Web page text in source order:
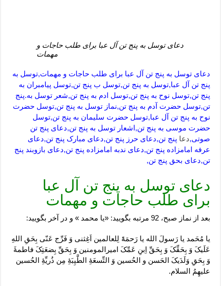
دعای توسل به پنج تن آل عبا برای طلب حاجات و
مهمات
دعای توسل به پنج تن آل عبا برای طلب حاجات و مهمات,توسل به
پنج تن آل عبا,توسل به پنج تن,توسل ب پنج تن,توسل پیامبران به
پنج تن,توسل نوح به پنج تن,توسل ادم به پنج تن,شعر توسل به.پنج
تن,توسل حضرت آدم به پنج تن,نماز توسل به پنج تن,توسل حضرت
نوح به پنج تن آل عبا,توسل حضرت سلیمان به پنج تن,توسل
حضرت موسی به پنج تن,اشعار توسل به پنج تن,دعای پنج تن
صوتی,دعا پنج تن,دعای حرز پنج تن,دعای مبارک پنج تن,دعای
عرفه امامزاده پنج تن,دعای ندبه امامزاده پنج تن,دعای بازوبند پنج
تن,دعای بحق پنج تن,
دعای توسل به پنج تن آل عبا
برای طلب حاجات و مهمات
بعد از نماز صبح، 92 مرتبه بگویید: «یا محمد » و در آخر بگویید:
یا مُحَمد یا رَسولَ الله یا رَحمَۀً لِلعالمین اَغِثنی وَ فَرِّج عَنّی بِحَقِ اللهِ
عَلَیکَ وَ بِحَقِّکَ وَ بِحَقِّ اِبنِ عَمِّکَ امیرالمومنین وَ بِحَقِّ بِضعَتِکَ فاطمۀَ
وَ بِحَقِ وَلَدَیکَ الحَسن و الحُسین وَ التِّسعَۀِ الطَّیِبَۀِ مِن ذُریِّۀِ الحُسین
علیهِمُ السلام.